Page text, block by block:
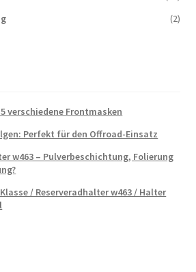
(2)
verschiedene Frontmasken
Perfekt für den Offroad-Einsatz
w463 – Pulverbeschichtung, Folierung
/ Reserveradhalter w463 / Halter